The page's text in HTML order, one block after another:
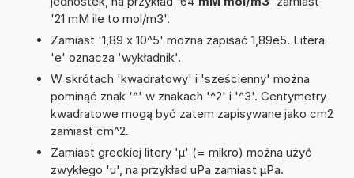
'21 mM ile to mol/m3'.
Zamiast '1,89 x 10^5' można zapisać 1,89e5. Litera
'e' oznacza 'wykładnik'.
W skrótach 'kwadratowy' i 'sześcienny' można
pominąć znak '^' w znakach '^2' i '^3'. Centymetry
kwadratowe mogą być zatem zapisywane jako cm2
zamiast cm^2.
Zamiast greckiej litery 'µ' (= mikro) można użyć
zwykłego 'u', na przykład uPa zamiast µPa.